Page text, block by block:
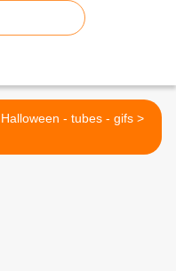
Halloween - tubes - gifs >